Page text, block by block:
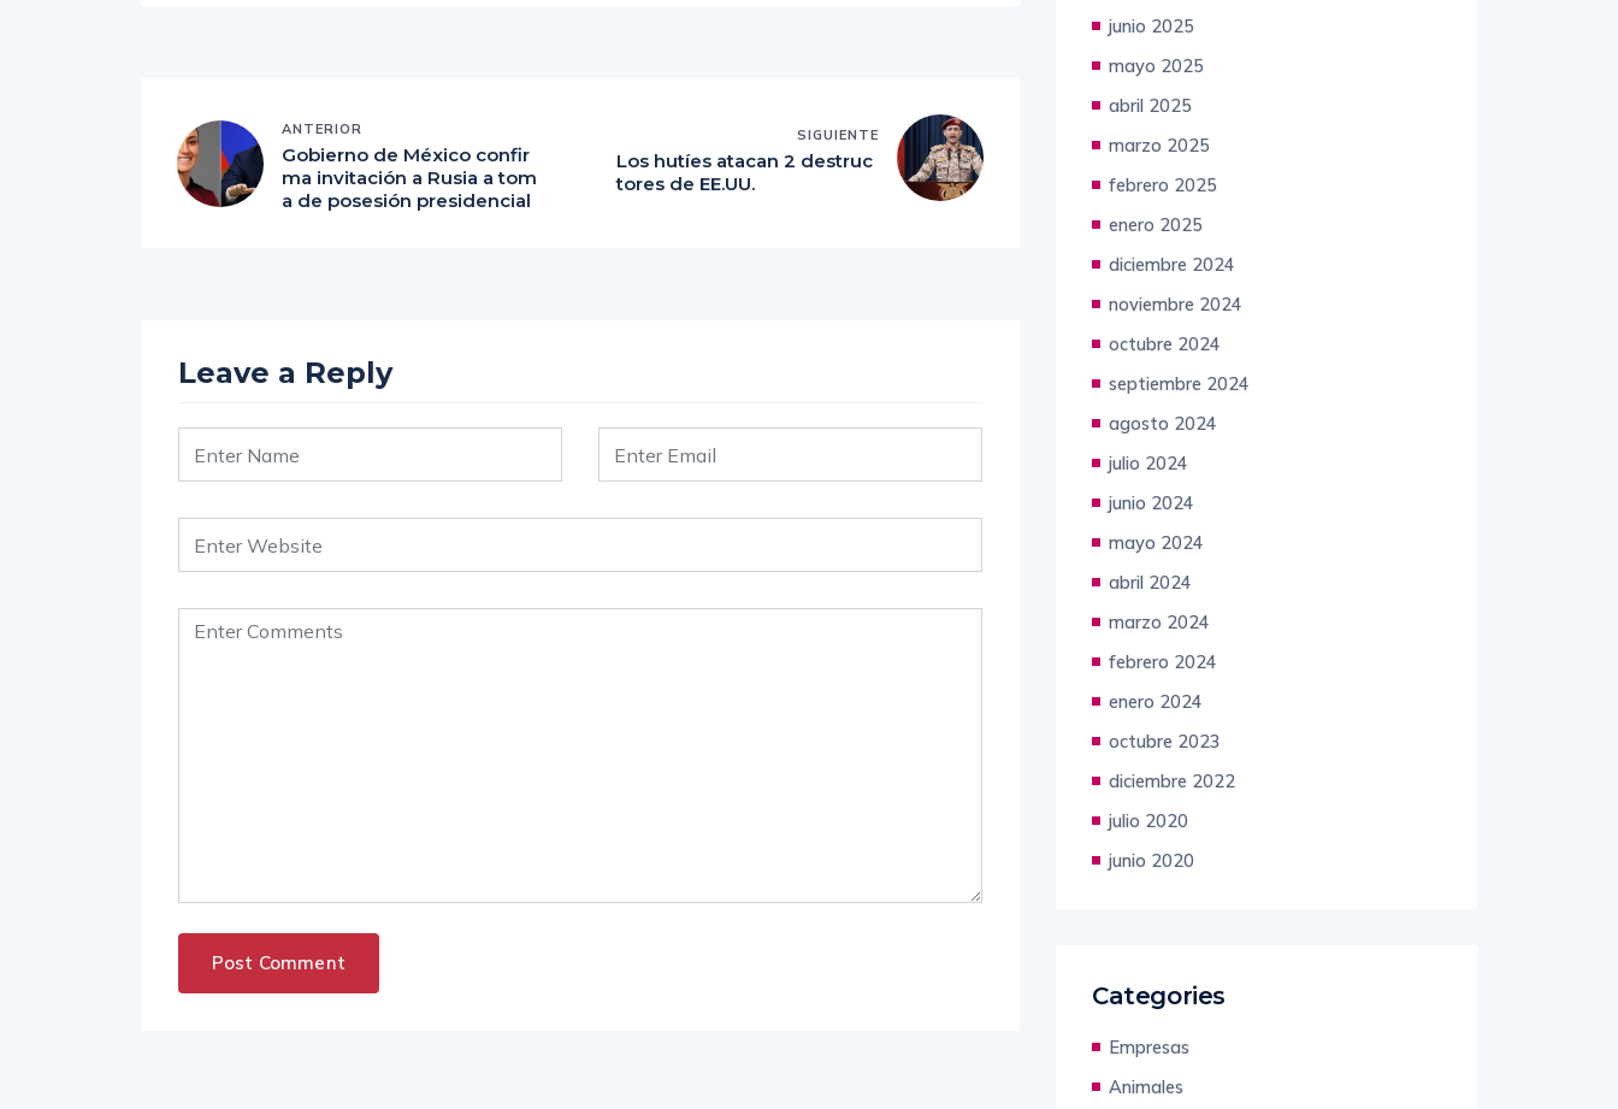
ANTERIOR
Gobierno de México confir
ma invitación a Rusia a tom
a de posesión presidencial
SIGUIENTE
Los hutíes atacan 2 destruc
tores de EE.UU.
Leave a Reply
junio 2025
mayo 2025
abril 2025
marzo 2025
febrero 2025
enero 2025
diciembre 2024
noviembre 2024
octubre 2024
septiembre 2024
agosto 2024
julio 2024
junio 2024
mayo 2024
abril 2024
marzo 2024
febrero 2024
enero 2024
octubre 2023
diciembre 2022
julio 2020
junio 2020
Categories
Empresas
Animales